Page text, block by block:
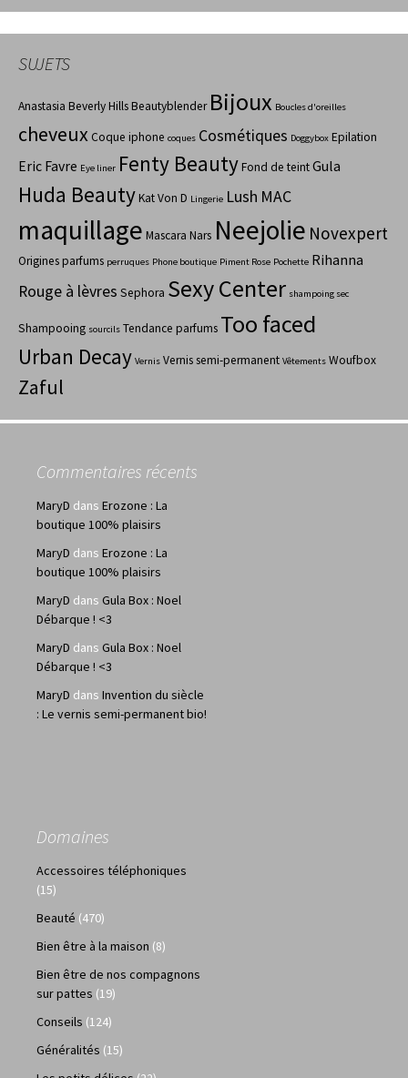
SUJETS
Anastasia Beverly HillsBeautyblender Bijoux Boucles d'oreilles
cheveuxCoque iphone coques Cosmétiques Doggybox Epilation
Eric Favre Eye liner Fenty BeautyFond de teintGula
Huda BeautyKat Von D Lingerie Lush MAC
maquillage Mascara Nars Neejolie Novexpert
Origines parfums perruques Phone boutique Piment Rose Pochette Rihanna
Rouge à lèvres Sephora Sexy Center shampoing sec
Shampooing sourcils Tendance parfums Too faced
Urban Decay Vernis Vernis semi-permanent Vêtements Woufbox
Zaful
Commentaires récents
MaryD dans Erozone : La
boutique 100% plaisirs
MaryD dans Erozone : La
boutique 100% plaisirs
MaryD dans Gula Box : Noel
Débarque ! <3
MaryD dans Gula Box : Noel
Débarque ! <3
MaryD dans Invention du siècle
: Le vernis semi-permanent bio!
Domaines
Accessoires téléphoniques
(15)
Beauté (470)
Bien être à la maison (8)
Bien être de nos compagnons
sur pattes (19)
Conseils (124)
Généralités (15)